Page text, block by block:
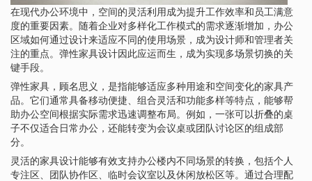
在现代办公环境中，空间的灵活利用成为提升工作效率和员工满意
度的重要因素。随着企业对多样化工作模式的需求逐渐增加，办公
区域如何通过设计来适应不同的使用场景，成为设计师和管理者关
注的重点。弹性家具设计因此应运而生，成为实现多场景切换的关
键手段。
弹性家具，顾名思义，是指能够适应多种用途和空间变化的家具产
品。它们通常具备移动便捷、组合灵活和功能多样等特点，能够帮
助办公空间根据实际需求迅速调整布局。例如，一张可以折叠的桌
子不仅适合日常办公，还能转变为会议桌或团队讨论区的组成部
分。
灵活的家具设计能够有效支持办公楼内不同场景的转换，包括个人
专注区、团队协作区、临时会议室以及休闲放松区等。通过合理配